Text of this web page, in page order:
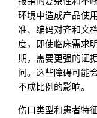
环境中造成产品使
准、编码对齐和文
度，即使临床需求
期，需要更强的证
问。这些障碍可能
不成比例的影响。
伤口类型和患者特